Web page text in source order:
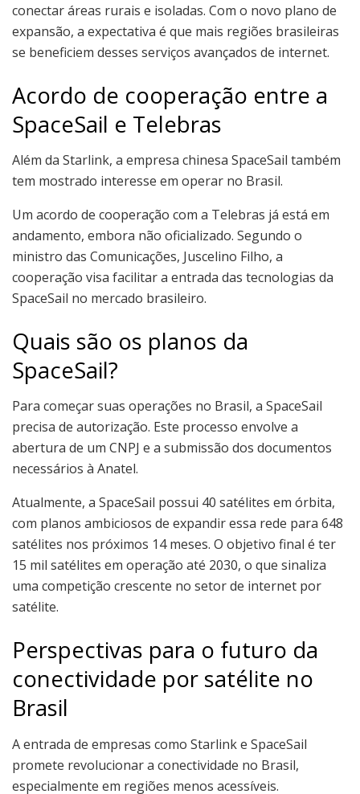
conectar áreas rurais e isoladas. Com o novo plano de
expansão, a expectativa é que mais regiões brasileiras
se beneficiem desses serviços avançados de internet.
Acordo de cooperação entre a
SpaceSail e Telebras
Além da Starlink, a empresa chinesa SpaceSail também
tem mostrado interesse em operar no Brasil.
Um acordo de cooperação com a Telebras já está em
andamento, embora não oficializado. Segundo o
ministro das Comunicações, Juscelino Filho, a
cooperação visa facilitar a entrada das tecnologias da
SpaceSail no mercado brasileiro.
Quais são os planos da
SpaceSail?
Para começar suas operações no Brasil, a SpaceSail
precisa de autorização. Este processo envolve a
abertura de um CNPJ e a submissão dos documentos
necessários à Anatel.
Atualmente, a SpaceSail possui 40 satélites em órbita,
com planos ambiciosos de expandir essa rede para 648
satélites nos próximos 14 meses. O objetivo final é ter
15 mil satélites em operação até 2030, o que sinaliza
uma competição crescente no setor de internet por
satélite.
Perspectivas para o futuro da
conectividade por satélite no
Brasil
A entrada de empresas como Starlink e SpaceSail
promete revolucionar a conectividade no Brasil,
especialmente em regiões menos acessíveis.